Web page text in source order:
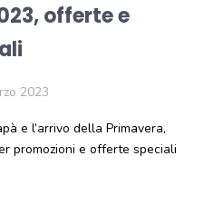
offerte e
2023
e l’arrivo della Primavera,
promozioni e offerte speciali